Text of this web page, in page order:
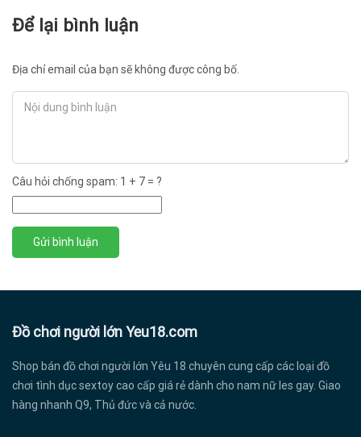
Để lại bình luận
Địa chỉ email của bạn sẽ không được công bố.
Nội dung bình luận
Câu hỏi chống spam: 1 + 7 = ?
Đồ chơi người lớn Yeu18.com
Shop bán đồ chơi người lớn Yêu 18 chuyên cung cấp các loại đồ
chơi tình dục sextoy cao cấp giá rẻ dành cho nam nữ les gay. Giao
hàng nhanh Q9, Thủ đức và cả nước.